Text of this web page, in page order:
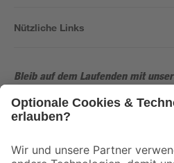
Nützliche Links
Bleib auf dem Laufenden mit
Der toom Newsletter: Keine Angebote und